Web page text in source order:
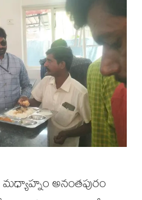
మధ్యాహ్నం అనంతపురం